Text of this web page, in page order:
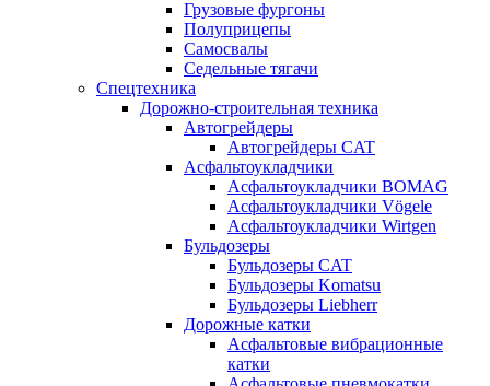
Грузовые фургоны
Полуприцепы
Самосвалы
Седельные тягачи
Спецтехника
Дорожно-строительная техника
Автогрейдеры
Автогрейдеры CAT
Асфальтоукладчики
Асфальтоукладчики BOMAG
Асфальтоукладчики Vögele
Асфальтоукладчики Wirtgen
Бульдозеры
Бульдозеры CAT
Бульдозеры Komatsu
Бульдозеры Liebherr
Дорожные катки
Асфальтовые вибрационные
катки